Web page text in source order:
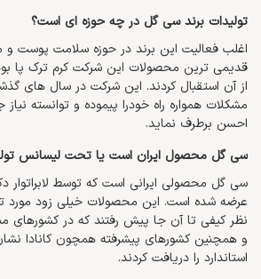
تولیدات برند سی گل در چه حوزه ای است؟
اغلب فعالیت این برند در حوزه سلامت پوست و
قدیمی ترین محصولات این شرکت کرم ترک پا
از آن استقبال کردند. این شرکت در سال های
مشکلات همواره راه خودرا پیموده و توانسته نیاز
احسن برطرف نماید.
سی گل محصول ایران است یا تحت لیسانس
سی گل محصولی ایرانی است که توسط لابراتوار
عرضه شده است. این محصولات خیلی زود مورد
نظر کیفی تا آن جا پیش رفتند که در کشورهای
و همچنین کشورهای پیشرفته همچون کانادا
استاندارد را دریافت کردند.